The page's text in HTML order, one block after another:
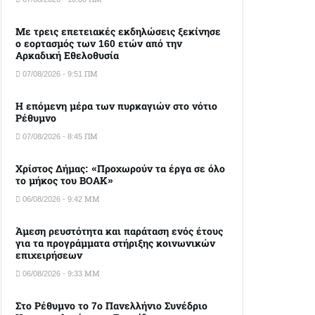
Με τρεις επετειακές εκδηλώσεις ξεκίνησε
ο εορτασμός των 160 ετών από την
Αρκαδική Εθελοθυσία
07/08/2026 - 9:51 ΠΜ
Η επόμενη μέρα των πυρκαγιών στο νότιο
Ρέθυμνο
07/08/2026 - 8:45 ΠΜ
Χρίστος Δήμας: «Προχωρούν τα έργα σε όλο
το μήκος του ΒΟΑΚ»
06/08/2026 - 9:42 ΜΜ
Άμεση ρευστότητα και παράταση ενός έτους
για τα προγράμματα στήριξης κοινωνικών
επιχειρήσεων
06/08/2026 - 9:33 ΜΜ
Στο Ρέθυμνο το 7ο Πανελλήνιο Συνέδριο